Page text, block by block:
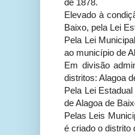
de 1878.
Elevado à
Baixo, pela Lei
Pela Lei
ao município de
Em divisão
distritos: Alagoa
Pela Lei
de Alagoa de
Pelas Leis
é criado o distrito